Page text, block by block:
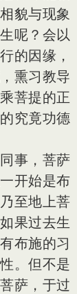
貌与现象
呢？会以
的因缘，
熏习教导
菩提的正
究竟功德
事，菩萨
开始是布
至地上菩
果过去生
布施的习
。但不是
萨，于过